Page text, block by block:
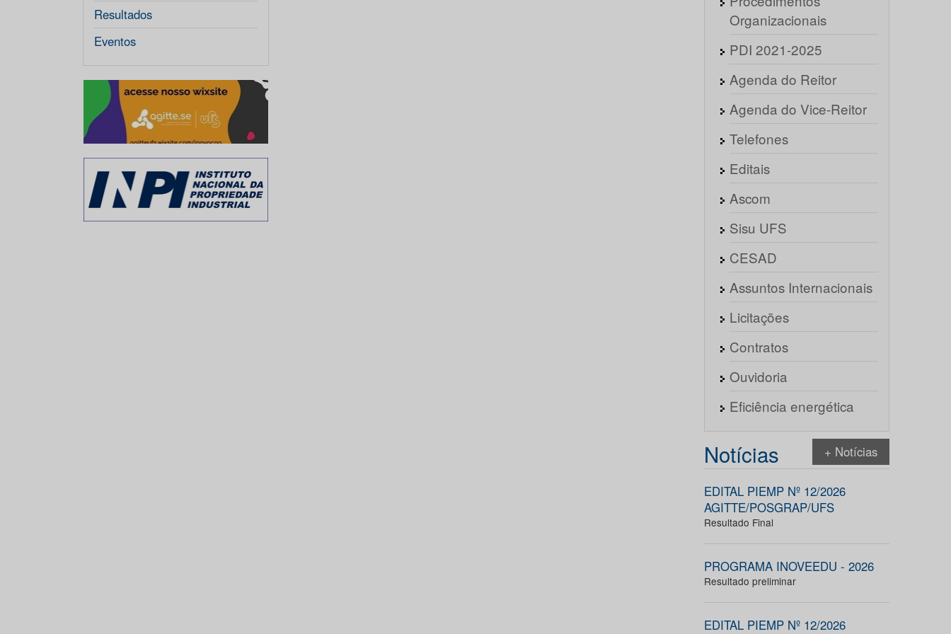
Resultados
Eventos
Organizacionais
PDI 2021-2025
Agenda do Reitor
Agenda do Vice-Reitor
Telefones
Editais
Ascom
Sisu UFS
CESAD
Assuntos Internacionais
Licitações
Contratos
Ouvidoria
Eficiência energética
Notícias + Notícias
EDITAL PIEMP Nº 12/2026
AGITTE/POSGRAP/UFS
Resultado Final
PROGRAMA INOVEEDU - 2026
Resultado preliminar
EDITAL PIEMP Nº 12/2026